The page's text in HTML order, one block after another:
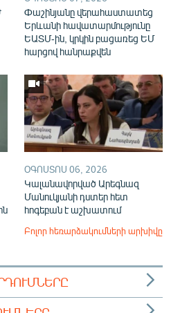
Փաշինյանը վերահաստատեց
Երևանի հավատարմությունը
ԵԱՏՄ-ին, կրկին բացառեց ԵՄ
հարցով հանրաքվեն
ՕԳՈՍՏՈՍ 06, 2026
Կալանավորված Արեգնազ
Մանուկյանի դստեր հետ
հոգեբան է աշխատում
Բոլոր հեռարձակումների արխիվը